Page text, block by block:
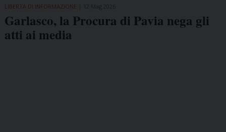
LIBERTÀ DI INFORMAZIONE
Garlasco, la Procura di Pavia nega gli
atti ai media